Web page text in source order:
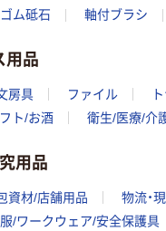
ム砥石
軸付ブラシ
用品
房具 ファイル
ト/お酒
衛生/医療/介
用品
資材/店舗用品 物流・
/ワークウェア/安全保護具